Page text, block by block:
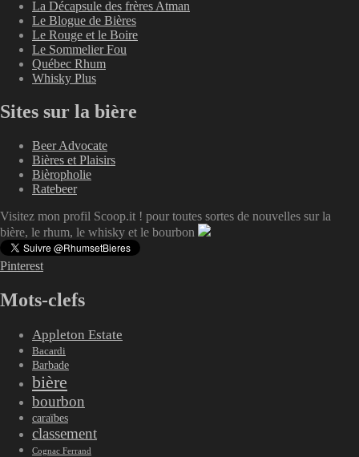
La Décapsule des frères Atman
Le Blogue de Bières
Le Rouge et le Boire
Le Sommelier Fou
Québec Rhum
Whisky Plus
Sites sur la bière
Beer Advocate
Bières et Plaisirs
Bièropholie
Ratebeer
Visitez mon profil Scoop.it ! pour toutes sortes de nouvelles sur la
bière, le rhum, le whisky et le bourbon
Pinterest
Mots-clefs
Appleton Estate
Bacardi
Barbade
bière
bourbon
caraïbes
classement
Cognac Ferrand